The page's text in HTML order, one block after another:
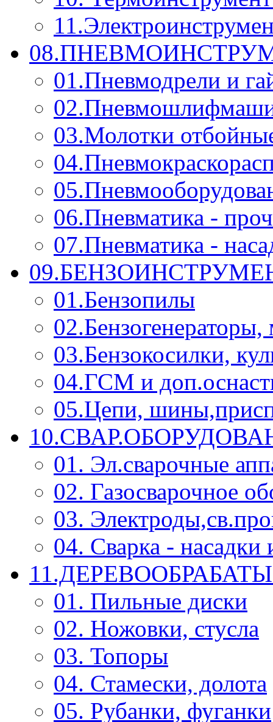
01.Пневмодрели и
03.Молотки
06.Пневматика -
07.Пневматика -
01.Бензопилы
03.Бензокосилки,
04.ГСМ и
05.Цепи,
01. Эл.сварочные
02. Газосварочное
03.
04. Сварка -
01. Пильные диски
02. Ножовки, стусла
03. Топоры
04. Стамески, долота
05. Рубанки, фуганки